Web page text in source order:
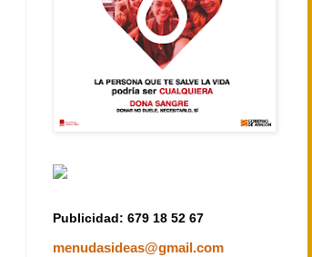
Publicidad: 679 18 52 67
menudasideas@gmail.com